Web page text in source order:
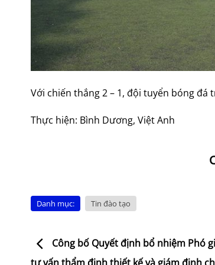
Với chiến thắng 2 – 1, đội tuyển bóng
Thực hiện: Bình Dương, Việt Anh
Danh mục: Tin đào tạo
Công bố Quyết định bổ nhiệm Phó
tư vấn thẩm định thiết kế và giám định